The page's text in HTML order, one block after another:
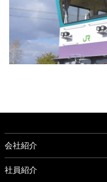
会社紹介
社員紹介